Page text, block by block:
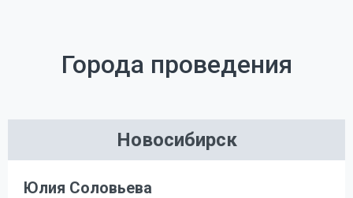
Города проведения
Новосибирск
Юлия Соловьева